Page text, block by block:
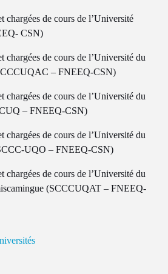
chargées de cours de l’Université
CSN)
chargées de cours de l’Université du
– FNEEQ-CSN)
chargées de cours de l’Université du
– FNEEQ-CSN)
chargées de cours de l’Université du
UQO – FNEEQ-CSN)
chargées de cours de l’Université du
(SCCCUQAT – FNEEQ-